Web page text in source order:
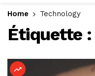
Home Technology
Étiquette :